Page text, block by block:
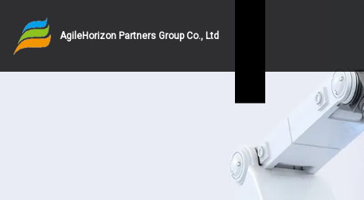
AgileHorizon Partners Group Co., Ltd